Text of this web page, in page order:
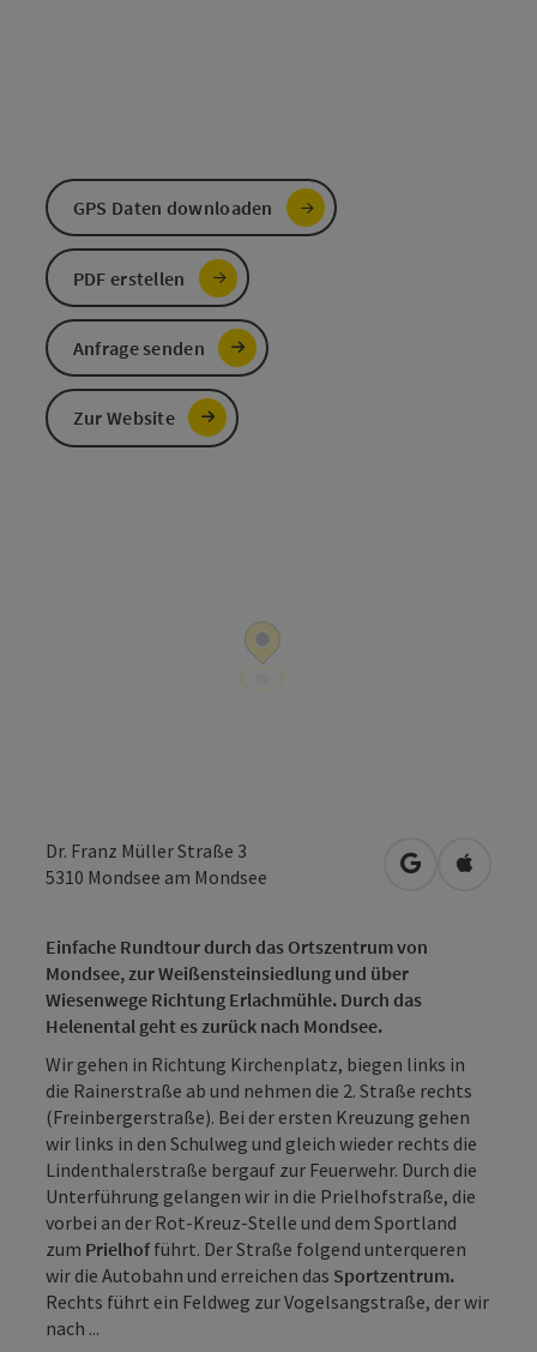
Dr. Franz Müller Straße 3
5310 Mondsee am Mondsee in Google
in
Einfache Rundtour durch das Ortszentrum von
Mondsee, zur Weißensteinsiedlung und über
Wiesenwege Richtung Erlachmühle. Durch das
Helenental geht es zurück nach Mondsee.
Wir gehen in Richtung Kirchenplatz, biegen links in
die Rainerstraße ab und nehmen die 2. Straße rechts
(Freinbergerstraße). Bei der ersten Kreuzung gehen
wir links in den Schulweg und gleich wieder rechts die
Lindenthalerstraße bergauf zur Feuerwehr. Durch die
Unterführung gelangen wir in die Prielhofstraße, die
vorbei an der Rot-Kreuz-Stelle und dem Sportland
zum Prielhofführt. Der Straße folgend unterqueren
wir die Autobahn und erreichen das Sportzentrum.
Rechts führt ein Feldweg zur Vogelsangstraße, der wir
nach ...
GPS Daten downloaden
PDF erstellen
Anfrage senden
Zur Website